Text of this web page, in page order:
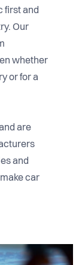
first and
Our
whether
or for a
are
and
car